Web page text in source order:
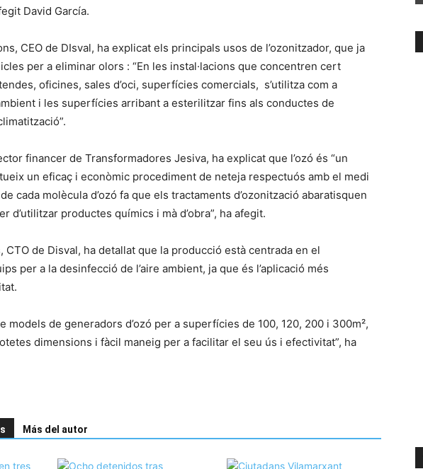
David García.
CEO de DIsval, ha explicat els principals usos de l’ozonitzador, que ja
per a eliminar olors : “En les instal·lacions que concentren cert
oficines, sales d’oci, superfícies comercials, s’utilitza com a
i les superfícies arribant a esterilitzar fins als conductes de
financer de Transformadores Jesiva, ha explicat que l’ozó és “un
un eficaç i econòmic procediment de neteja respectuós amb el medi
de cada molècula d’ozó fa que els tractaments d’ozonització abaratisquen
d’utilitzar productes químics i mà d’obra”, ha afegit.
CTO de Disval, ha detallat que la producció està centrada en el
per a la desinfecció de l’aire ambient, ja que és l’aplicació més
models de generadors d’ozó per a superfícies de 100, 120, 200 i 300m²,
dimensions i fàcil maneig per a facilitar el seu ús i efectivitat”, ha
Más del autor